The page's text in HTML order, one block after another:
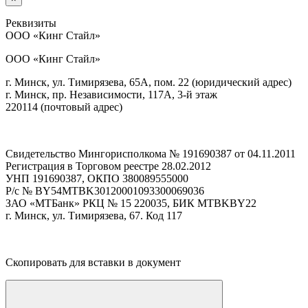
Реквизиты
ООО «Кинг Стайл»
ООО «Кинг Стайл»
г. Минск, ул. Тимирязева, 65А, пом. 22 (юридический адрес)
г. Минск, пр. Независимости, 117А, 3-й этаж
220114 (почтовый адрес)
Свидетельство Мингорисполкома № 191690387 от 04.11.2011
Регистрация в Торговом реестре 28.02.2012
УНП 191690387, ОКПО 380089555000
Р/с № BY54MTBK30120001093300069036
ЗАО «МТБанк» РКЦ № 15 220035, БИК MTBKBY22
г. Минск, ул. Тимирязева, 67. Код 117
Скопировать для вставки в документ